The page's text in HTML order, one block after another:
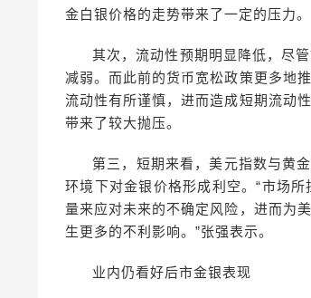
金白银价格的走势带来了一定的压力。
其次，流动性预期明显降低，尽
减弱。而此前的货币宽松政策更多地
流动性有所谨慎，进而造成短期流动
带来了较大抛压。
第三，短期来看，美元指数与黄
环境下对金银价格形成利空。“市场
量来应对未来的不确定风险，进而为
生更多的不利影响。”张强表示。
业内仍看好后市金银表现